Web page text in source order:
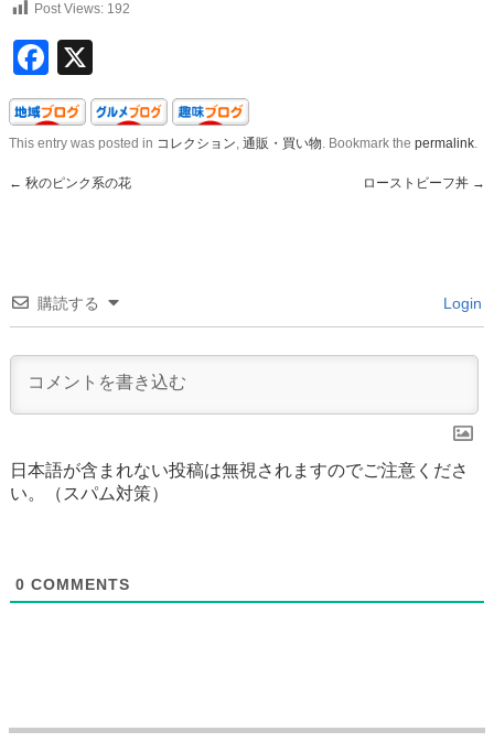
Post Views: 192
Facebook
This entry was posted in コレクション, 通販・買い物. Bookmark the permalink.
← 秋のピンク系の花 ローストビーフ丼 →
購読する Login
日本語が含まれない投稿は無視されますのでご注意くださ
い。（スパム対策）
0 COMMENTS